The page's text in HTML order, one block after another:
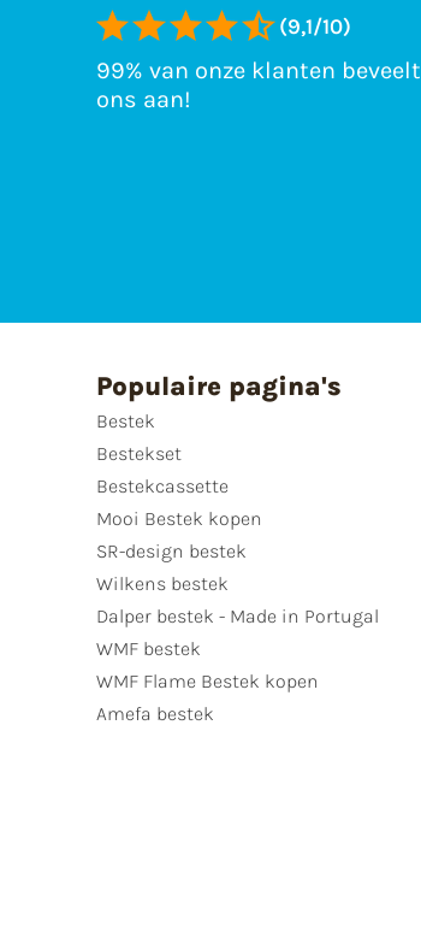
(9,1/10)
99% van onze klanten beveelt
ons aan!
Populaire pagina's
Bestek
Bestekset
Bestekcassette
Mooi Bestek kopen
SR-design bestek
Wilkens bestek
Dalper bestek - Made in Portugal
WMF bestek
WMF Flame Bestek kopen
Amefa bestek